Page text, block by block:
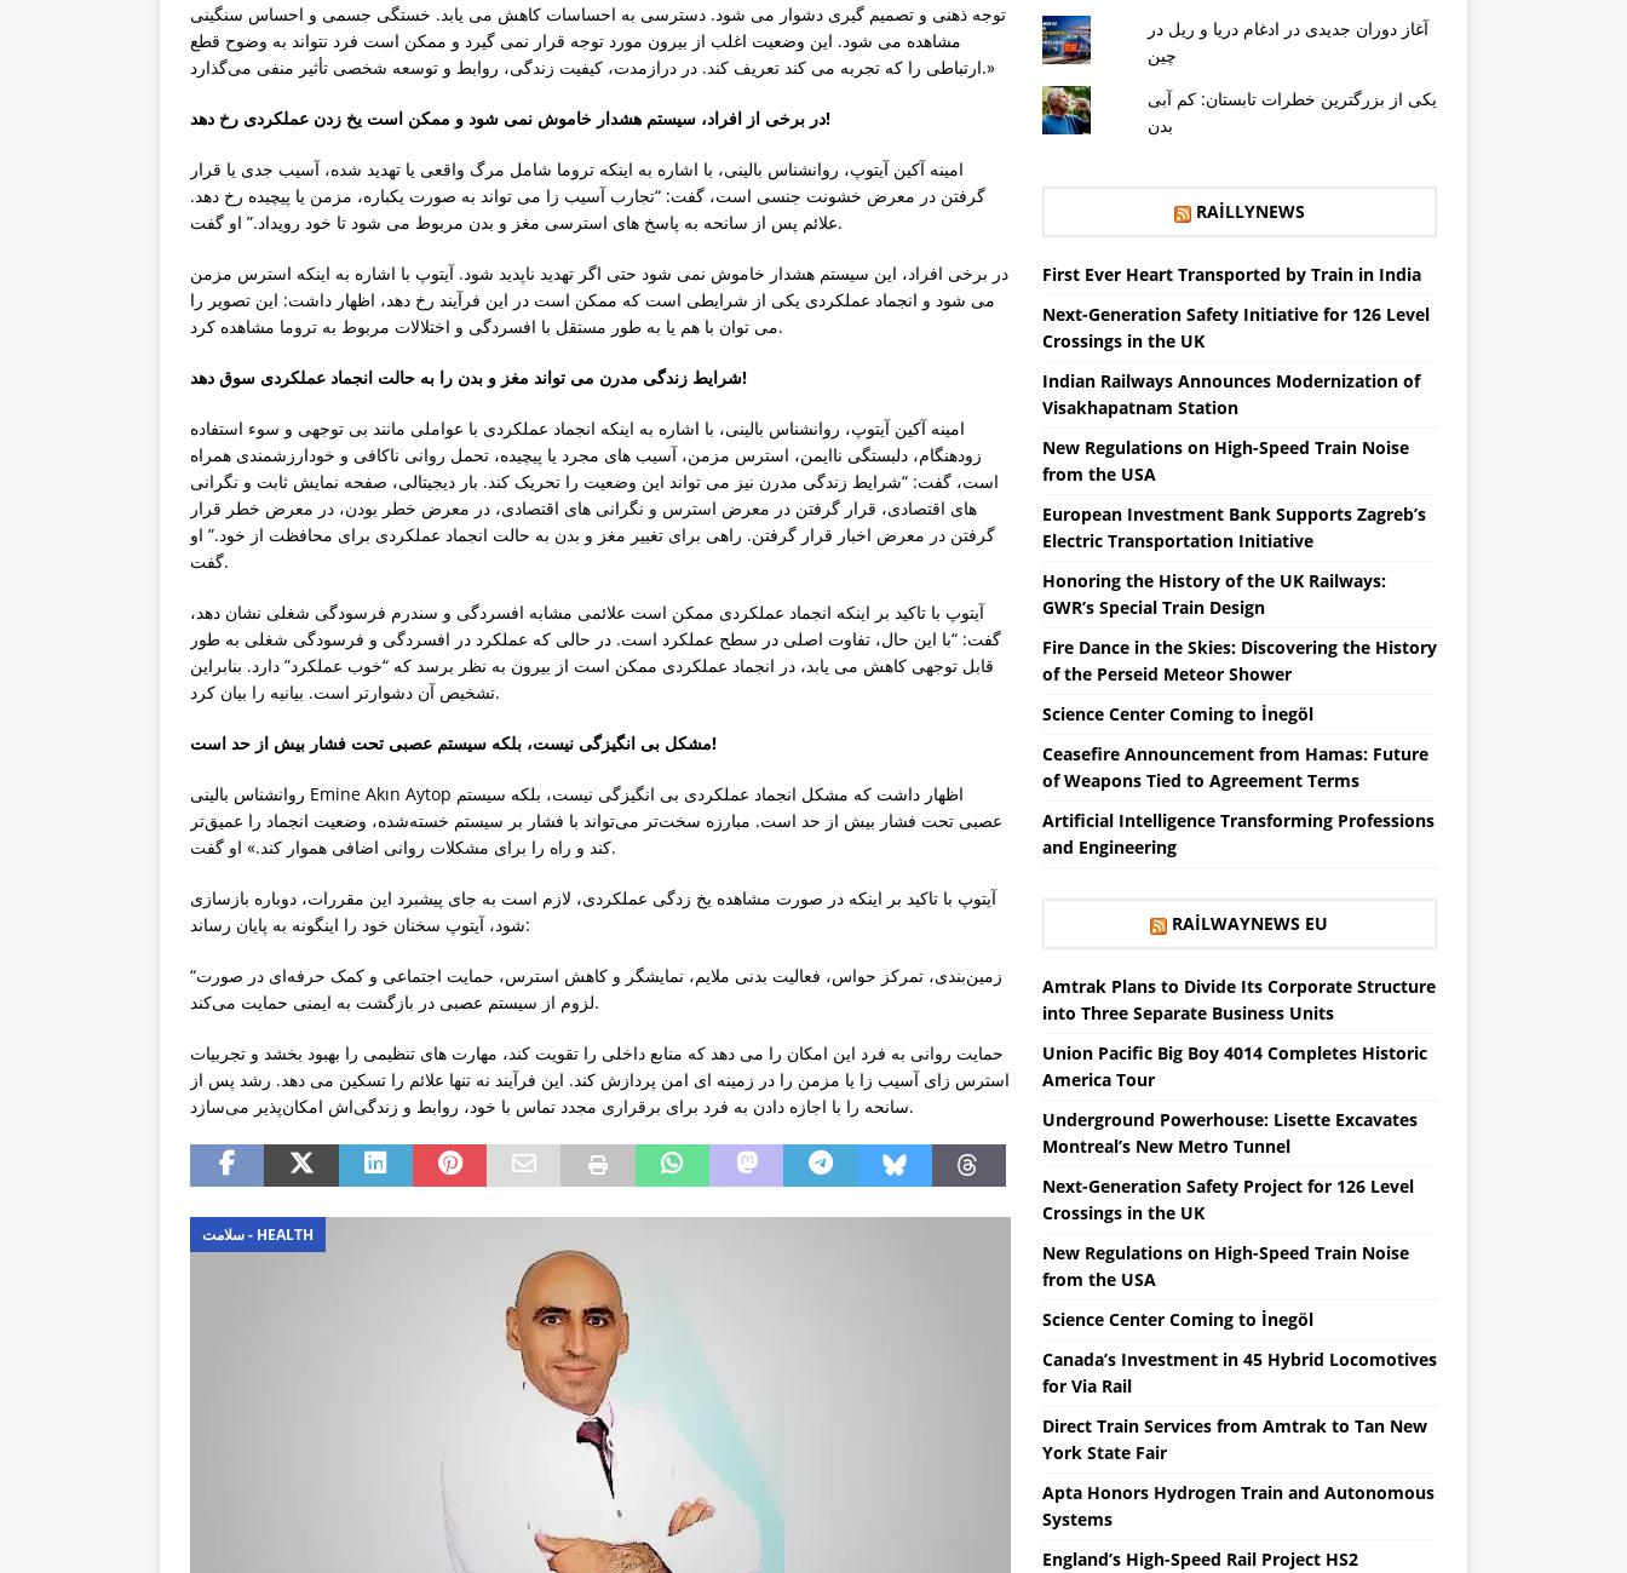
توجه ذهنی و تصمیم گیری دشوار می شود. دسترسی به احساسات کاهش می یابد. خستگی جسمی و احساس سنگینی
مشاهده می شود. این وضعیت اغلب از بیرون مورد توجه قرار نمی گیرد و ممکن است فرد نتواند به وضوح قطع
ارتباطی را که تجربه می کند تعریف کند. در درازمدت، کیفیت زندگی، روابط و توسعه شخصی تأثیر منفی می‌گذارد.»
در برخی از افراد، سیستم هشدار خاموش نمی شود و ممکن است یخ زدن عملکردی رخ دهد!
امینه آکین آیتوپ، روانشناس بالینی، با اشاره به اینکه تروما شامل مرگ واقعی یا تهدید شده، آسیب جدی یا قرار
گرفتن در معرض خشونت جنسی است، گفت: “تجارب آسیب زا می تواند به صورت یکباره، مزمن یا پیچیده رخ دهد.
علائم پس از سانحه به پاسخ های استرسی مغز و بدن مربوط می شود تا خود رویداد.” او گفت.
در برخی افراد، این سیستم هشدار خاموش نمی شود حتی اگر تهدید ناپدید شود. آیتوپ با اشاره به اینکه استرس مزمن
می شود و انجماد عملکردی یکی از شرایطی است که ممکن است در این فرآیند رخ دهد، اظهار داشت: این تصویر را
می توان با هم یا به طور مستقل با افسردگی و اختلالات مربوط به تروما مشاهده کرد.
شرایط زندگی مدرن می تواند مغز و بدن را به حالت انجماد عملکردی سوق دهد!
امینه آکین آیتوپ، روانشناس بالینی، با اشاره به اینکه انجماد عملکردی با عواملی مانند بی توجهی و سوء استفاده
زودهنگام، دلبستگی ناایمن، استرس مزمن، آسیب های مجرد یا پیچیده، تحمل روانی ناکافی و خودارزشمندی همراه
است، گفت: “شرایط زندگی مدرن نیز می تواند این وضعیت را تحریک کند. بار دیجیتالی، صفحه نمایش ثابت و نگرانی
های اقتصادی، قرار گرفتن در معرض استرس و نگرانی های اقتصادی، در معرض خطر بودن، در معرض خطر قرار
گرفتن در معرض اخبار قرار گرفتن. راهی برای تغییر مغز و بدن به حالت انجماد عملکردی برای محافظت از خود.” او
گفت.
آیتوپ با تاکید بر اینکه انجماد عملکردی ممکن است علائمی مشابه افسردگی و سندرم فرسودگی شغلی نشان دهد،
گفت: “با این حال، تفاوت اصلی در سطح عملکرد است. در حالی که عملکرد در افسردگی و فرسودگی شغلی به طور
قابل توجهی کاهش می یابد، در انجماد عملکردی ممکن است از بیرون به نظر برسد که “خوب عملکرد” ​​دارد. بنابراین
تشخیص آن دشوارتر است. بیانیه را بیان کرد.
مشکل بی انگیزگی نیست، بلکه سیستم عصبی تحت فشار بیش از حد است!
روانشناس بالینی Emine Akın Aytop اظهار داشت که مشکل انجماد عملکردی بی انگیزگی نیست، بلکه سیستم
عصبی تحت فشار بیش از حد است. مبارزه سخت‌تر می‌تواند با فشار بر سیستم خسته‌شده، وضعیت انجماد را عمیق‌تر
کند و راه را برای مشکلات روانی اضافی هموار کند.» او گفت.
آیتوپ با تاکید بر اینکه در صورت مشاهده یخ زدگی عملکردی، لازم است به جای پیشبرد این مقررات، دوباره بازسازی
شود، آیتوپ سخنان خود را اینگونه به پایان رساند:
“زمین‌بندی، تمرکز حواس، فعالیت بدنی ملایم، نمایشگر و کاهش استرس، حمایت اجتماعی و کمک حرفه‌ای در صورت
لزوم از سیستم عصبی در بازگشت به ایمنی حمایت می‌کند.
حمایت روانی به فرد این امکان را می دهد که منابع داخلی را تقویت کند، مهارت های تنظیمی را بهبود بخشد و تجربیات
استرس زای آسیب زا یا مزمن را در زمینه ای امن پردازش کند. این فرآیند نه تنها علائم را تسکین می دهد. رشد پس از
سانحه را با اجازه دادن به فرد برای برقراری مجدد تماس با خود، روابط و زندگی‌اش امکان‌پذیر می‌سازد.
سلامت - HEALTH
آغاز دوران جدیدی در ادغام دریا و ریل در
چین
یکی از بزرگترین خطرات تابستان: کم آبی
بدن
RAILLYNEWS
First Ever Heart Transported by Train in India
Next-Generation Safety Initiative for 126 Level
Crossings in the UK
Indian Railways Announces Modernization of
Visakhapatnam Station
New Regulations on High-Speed ​​Train Noise
from the USA
European Investment Bank Supports Zagreb’s
Electric Transportation Initiative
Honoring the History of the UK Railways:
GWR’s Special Train Design
Fire Dance in the Skies: Discovering the History
of the Perseid Meteor Shower
Science Center Coming to İnegöl
Ceasefire Announcement from Hamas: Future
of Weapons Tied to Agreement Terms
Artificial Intelligence Transforming Professions
and Engineering
RAILWAYNEWS EU
Amtrak Plans to Divide Its Corporate Structure
into Three Separate Business Units
Union Pacific Big Boy 4014 Completes Historic
America Tour
Underground Powerhouse: Lisette Excavates
Montreal’s New Metro Tunnel
Next-Generation Safety Project for 126 Level
Crossings in the UK
New Regulations on High-Speed ​​Train Noise
from the USA
Science Center Coming to İnegöl
Canada’s Investment in 45 Hybrid Locomotives
for Via Rail
Direct Train Services from Amtrak to Tan New
York State Fair
Apta Honors Hydrogen Train and Autonomous
Systems
England’s High-Speed ​​Rail Project HS2